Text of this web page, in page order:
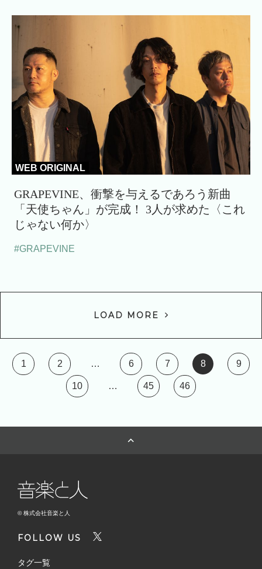
WEB ORIGINAL
GRAPEVINE、衝撃を与えるであろう新曲
「天使ちゃん」が完成！ 3人が求めた〈これ
じゃない何か〉
#GRAPEVINE
LOAD MORE
1 2 … 6 7 8 9
10 … 45 46
© 株式会社音楽と人
FOLLOW US
タグ一覧